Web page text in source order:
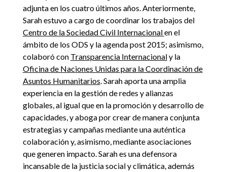
adjunta en los cuatro últimos años. Anteriormente,
Sarah estuvo a cargo de coordinar los trabajos del
Centro de la Sociedad Civil Internacionalen el
ámbito de los ODS y la agenda post 2015; asimismo,
colaboró con Transparencia Internacionaly la
Oficina de Naciones Unidas para la Coordinación de
Asuntos Humanitarios. Sarah aporta una amplia
experiencia en la gestión de redes y alianzas
globales, al igual que en la promoción y desarrollo de
capacidades, y aboga por crear de manera conjunta
estrategias y campañas mediante una auténtica
colaboración y, asimismo, mediante asociaciones
que generen impacto. Sarah es una defensora
incansable de la justicia social y climática, además